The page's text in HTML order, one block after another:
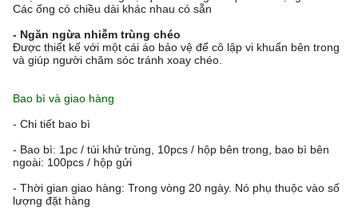
Các ống có chiều dài khác nhau có sẵn
- Ngăn ngừa nhiễm trùng chéo
Được thiết kế với một cái áo bảo vệ để cô lập vi khuẩn bên trong
và giúp người chăm sóc tránh xoay chéo.
Bao bì và giao hàng
- Chi tiết bao bì
- Bao bì: 1pc / túi khử trùng, 10pcs / hộp bên trong, bao bì bên
ngoài: 100pcs / hộp gửi
- Thời gian giao hàng: Trong vòng 20 ngày. Nó phụ thuộc vào số
lượng đặt hàng